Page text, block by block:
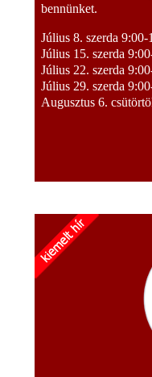
bennünket.
Július 8. szerda 9:00-
Július 15. szerda
Július 22. szerda
Július 29. szerda
Augusztus 6.